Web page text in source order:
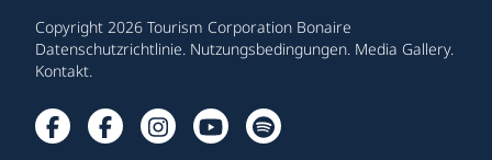
Copyright 2026 Tourism Corporation Bonaire
Datenschutzrichtlinie. Nutzungsbedingungen. Media Gallery.
Kontakt.